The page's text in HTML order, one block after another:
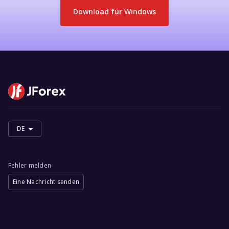
Download für Windows
DE
Fehler melden
Eine Nachricht senden